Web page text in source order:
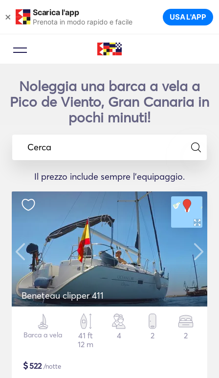
× Scarica l'app
Prenota in modo rapido e facile USA L'APP
Noleggia una barca a vela a
Pico de Viento, Gran Canaria in
pochi minuti!
Cerca
Il prezzo include sempre l'equipaggio.
Beneteau clipper 411
Barca a vela
41 ft
12 m
4 2 2
$522/notte